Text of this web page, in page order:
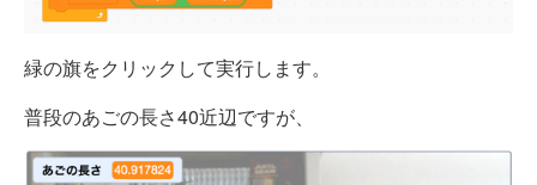
緑の旗をクリックして実行します。
普段のあごの長さ40近辺ですが、